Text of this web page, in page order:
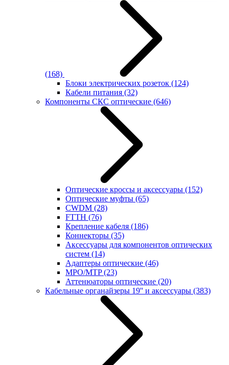
(168)
Блоки электрических розеток (124)
Кабели питания (32)
Компоненты СКС оптические (646)
Оптические кроссы и аксессуары (152)
Оптические муфты (65)
CWDM (28)
FTTH (76)
Крепление кабеля (186)
Коннекторы (35)
Аксессуары для компонентов оптических
систем (14)
Адаптеры оптические (46)
MPO/MTP(23)
Аттенюаторы оптические (20)
Кабельные органайзеры 19'' и аксессуары (383)